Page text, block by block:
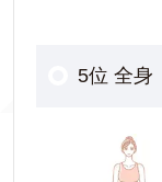
5位 全身